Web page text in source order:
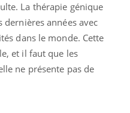
La thérapie génique
dernières années avec
dans le monde. Cette
et il faut que les
ne présente pas de